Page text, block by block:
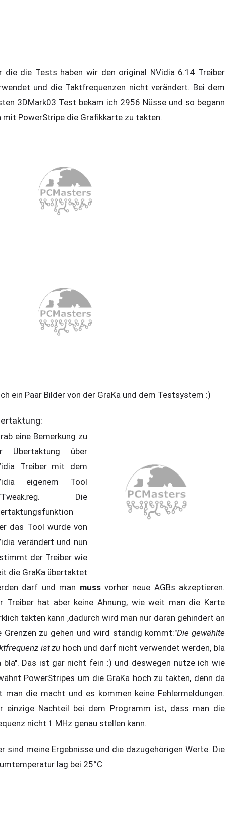
die die Tests haben wir den original NVidia 6.14 Treiber
und die Taktfrequenzen nicht verändert. Bei dem
3DMark03 Test bekam ich 2956 Nüsse und so begann
mit PowerStripe die Grafikkarte zu takten.
ein Paar Bilder von der GraKa und dem Testsystem :)
eine Bemerkung zu
Übertaktung über
Treiber mit dem
eigenem Tool
. Die
das Tool wurde von
verändert und nun
der Treiber wie
die GraKa übertaktet
darf und man mussvorher neue AGBs akzeptieren.
Treiber hat aber keine Ahnung, wie weit man die Karte
takten kann ,dadurch wird man nur daran gehindert an
Grenzen zu gehen und wird ständig kommt:"Die gewählte
ist zu hoch und darf nicht verwendet werden, bla
bla". Das ist gar nicht fein :) und deswegen nutze ich wie
PowerStripes um die GraKa hoch zu takten, denn da
man die macht und es kommen keine Fehlermeldungen.
einzige Nachteil bei dem Programm ist, dass man die
nicht 1 MHz genau stellen kann.
sind meine Ergebnisse und die dazugehörigen Werte. Die
lag bei 25°C